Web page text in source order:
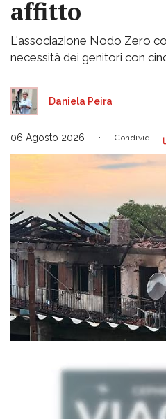
affitto
L'associazione Nodo Zero
necessità dei genitori con
Daniela Peira
06 Agosto 2026 Condividi